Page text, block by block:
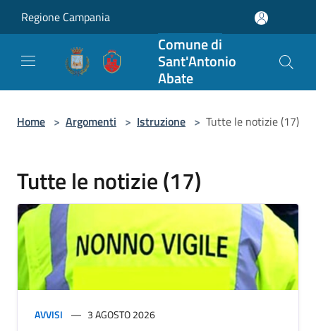
Regione Campania
Comune di
Sant'Antonio
Abate
Home > Argomenti > Istruzione > Tutte le notizie (17)
Tutte le notizie (17)
AVVISI 3 AGOSTO 2026